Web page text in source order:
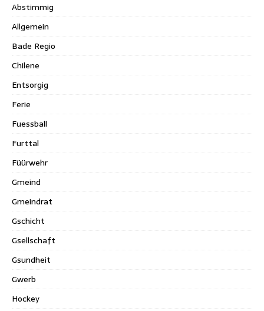
Abstimmig
Allgemein
Bade Regio
Chilene
Entsorgig
Ferie
Fuessball
Furttal
Füürwehr
Gmeind
Gmeindrat
Gschicht
Gsellschaft
Gsundheit
Gwerb
Hockey